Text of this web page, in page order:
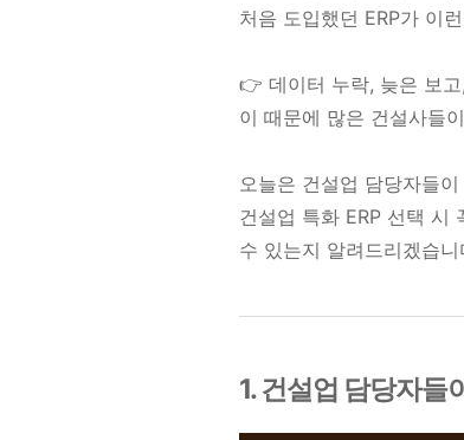
처음 도입했던 ERP가 이
👉 데이터 누락, 늦은 보
이 때문에 많은 건설사들이
오늘은 건설업 담당자들
건설업 특화 ERP 선택 시
수 있는지 알려드리겠습니
1. 건설업 담당자들